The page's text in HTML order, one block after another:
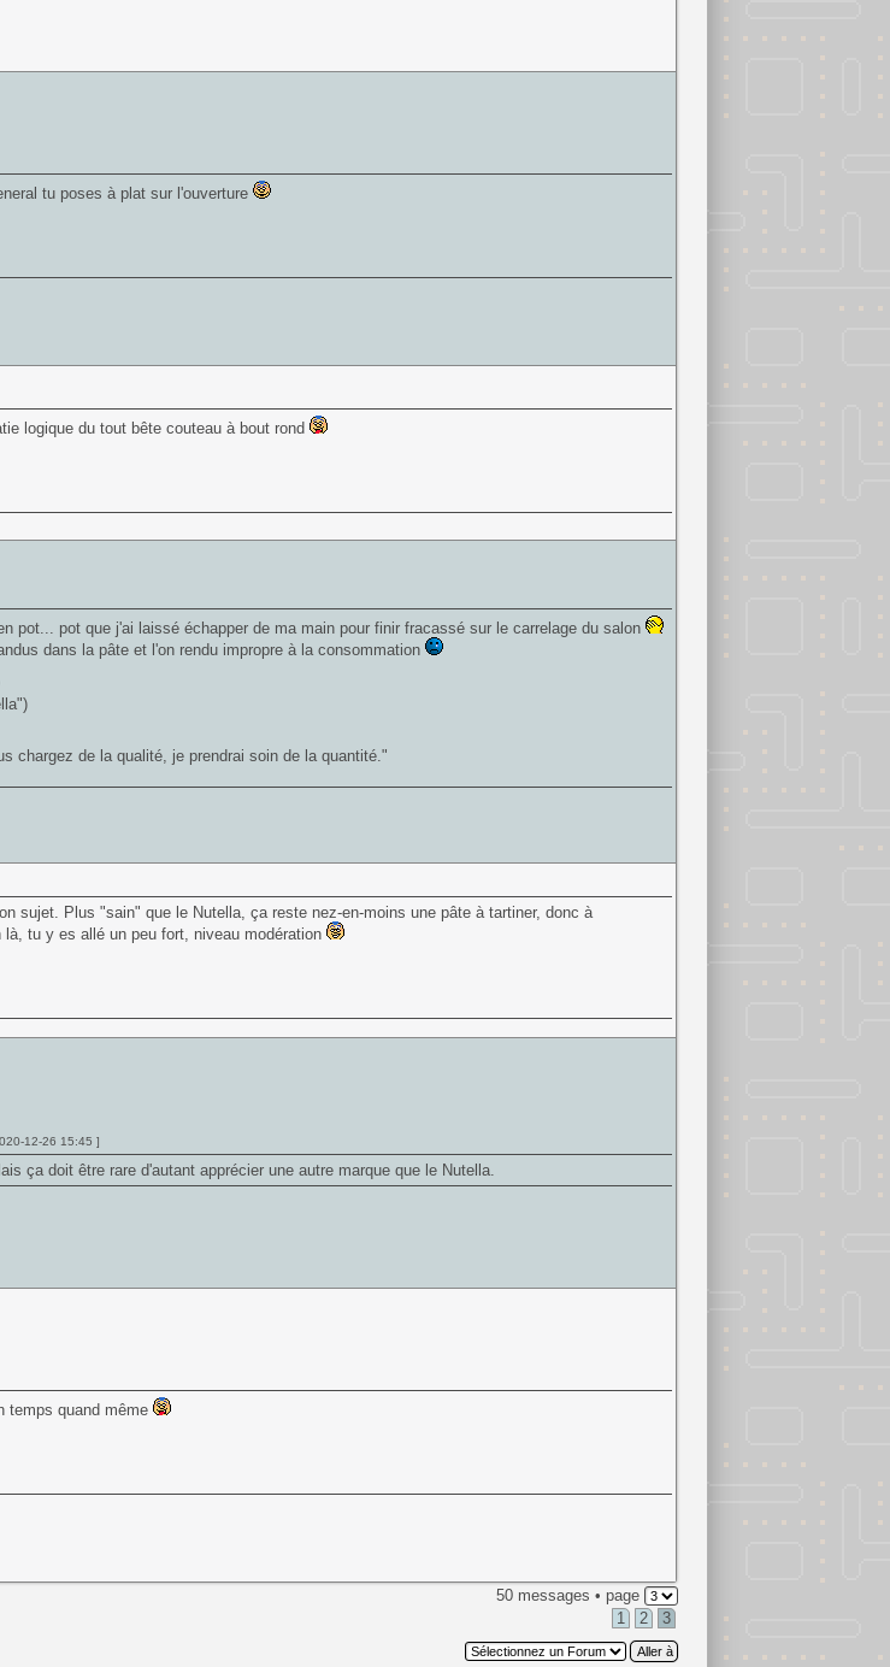
tu poses à plat sur l'ouverture
logique du tout bête couteau à bout rond
pot... pot que j'ai laissé échapper de ma main pour finir fracassé sur le carrelage du salon
dans la pâte et l'on rendu impropre à la consommation
chargez de la qualité, je prendrai soin de la quantité."
sujet. Plus "sain" que le Nutella, ça reste nez-en-moins une pâte à tartiner, donc à
tu y es allé un peu fort, niveau modération
12-26 15:45 ]
ça doit être rare d'autant apprécier une autre marque que le Nutella.
temps quand même
50 messages • page
1
2 3